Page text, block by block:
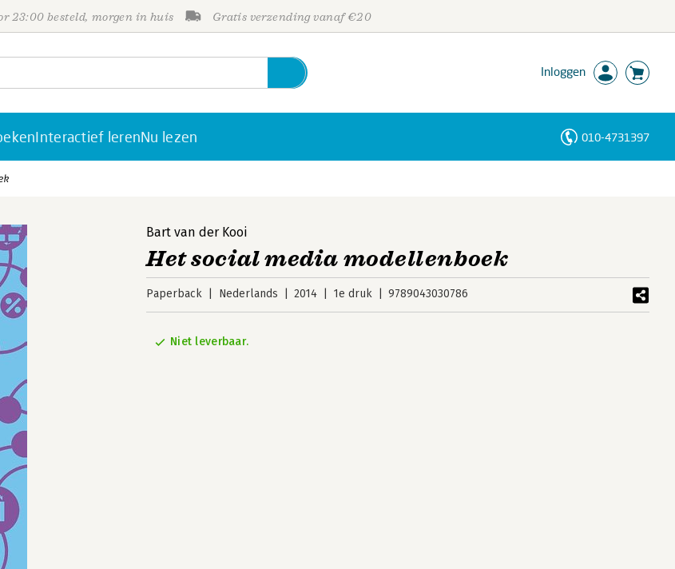
23:00 besteld, morgen in huis Gratis verzending vanaf €20
Inloggen
Interactief lerenNu lezen 010-4731397
Bart van der Kooi
Het social media modellenboek
Paperback Nederlands 2014 1e druk 9789043030786
Niet leverbaar.
Personen